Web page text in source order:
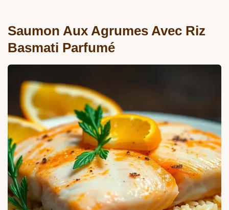
Saumon Aux Agrumes Avec Riz
Basmati Parfumé